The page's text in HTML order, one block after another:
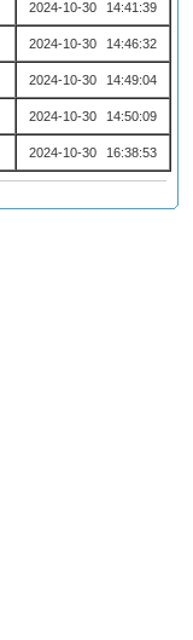
2024-10-30 14:41:39
2024-10-30 14:46:32
2024-10-30 14:49:04
2024-10-30 14:50:09
2024-10-30 16:38:53